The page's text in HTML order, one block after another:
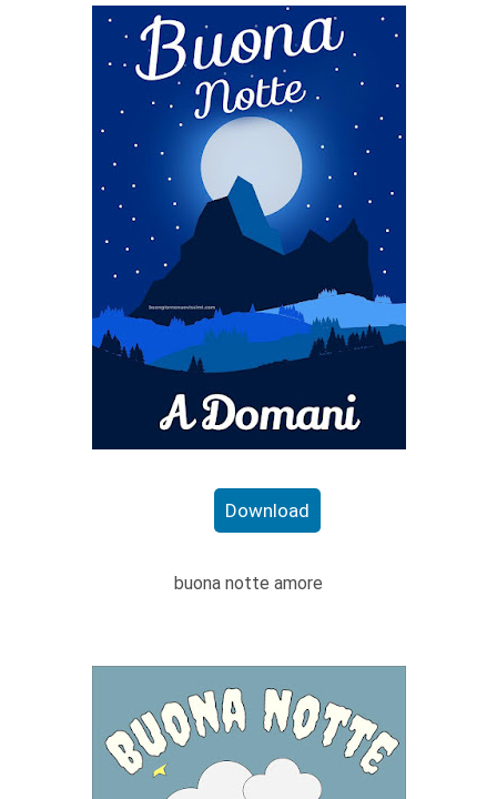
Download
buona notte amore